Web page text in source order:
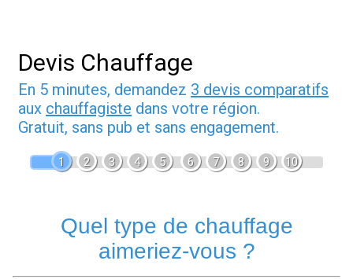
Devis Chauffage
En 5 minutes, demandez 3 devis comparatifs
aux chauffagiste dans votre région.
Gratuit, sans pub et sans engagement.
1 2 3 4 5 6 7 8 9 10
Quel type de chauffage
aimeriez-vous ?